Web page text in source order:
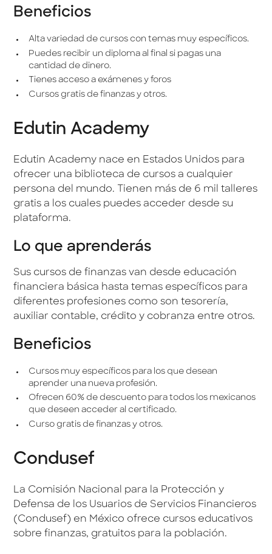
Beneficios
Alta variedad de cursos con temas muy específicos.
Puedes recibir un diploma al final si pagas una
cantidad de dinero.
Tienes acceso a exámenes y foros
Cursos gratis de finanzas y otros.
Edutin Academy
Edutin Academy nace en Estados Unidos para
ofrecer una biblioteca de cursos a cualquier
persona del mundo. Tienen más de 6 mil talleres
gratis a los cuales puedes acceder desde su
plataforma.
Lo que aprenderás
Sus cursos de finanzas van desde educación
financiera básica hasta temas específicos para
diferentes profesiones como son tesorería,
auxiliar contable, crédito y cobranza entre otros.
Beneficios
Cursos muy específicos para los que desean
aprender una nueva profesión.
Ofrecen 60% de descuento para todos los mexicanos
que deseen acceder al certificado.
Curso gratis de finanzas y otros.
Condusef
La Comisión Nacional para la Protección y
Defensa de los Usuarios de Servicios Financieros
(Condusef) en México ofrece cursos educativos
sobre finanzas, gratuitos para la población.